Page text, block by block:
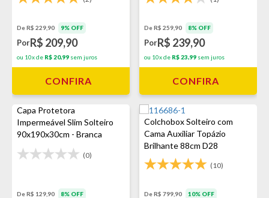
De R$ 229,90 9% OFF
PorR$ 209,90
ou 10x de R$ 20,99 sem juros
CONFIRA
De R$ 259,90 8% OFF
PorR$ 239,90
ou 10x de R$ 23,99 sem juros
CONFIRA
Capa Protetora
Impermeável Slim Solteiro
90x190x30cm - Branca
(0)
De R$ 129,90 8% OFF
Colchobox Solteiro com
Cama Auxiliar Topázio
Brilhante 88cm D28
(10)
De R$ 799,90 10% OFF